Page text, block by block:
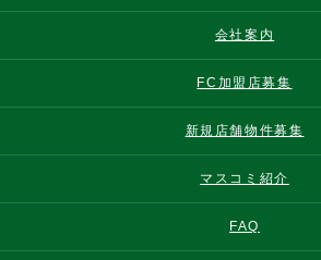
会社案内
FC加盟店募集
新規店舗物件募集
マスコミ紹介
FAQ